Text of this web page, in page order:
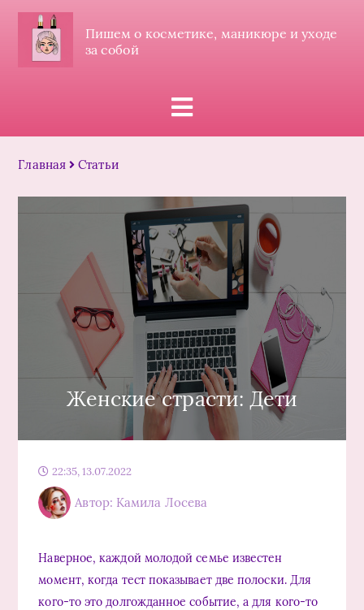
Пишем о косметике, маникюре и уходе
за собой
Главная Статьи
Женские страсти: Дети
22:35, 13.07.2022
Автор: Камила Лосева
Наверное, каждой молодой семье известен
момент, когда тест показывает две полоски. Для
кого-то это долгожданное событие, а для кого-то